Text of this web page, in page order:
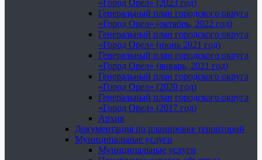
«Город Орел» (2023 год)
Генеральный план городского округа
«Город Орел» (октябрь, 2022 год)
Генеральный план городского округа
«Город Орел» (июнь 2021 год)
Генеральный план городского округа
«Город Орел» (январь, 2021 год)
Генеральный план городского округа
«Город Орел» (2020 год)
Генеральный план городского округа
«Город Орел» (2017 год)
Архив
Документация по планировке территорий
Муниципальные услуги
Муниципальные услуги